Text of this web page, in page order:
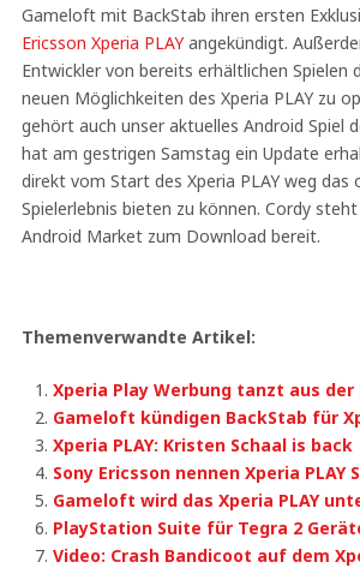
Gameloft mit BackStab ihren ersten
Ericsson Xperia PLAYangekündigt.
Entwickler von bereits erhältlichen Spielen
neuen Möglichkeiten des Xperia PLAY zu
gehört auch unser aktuelles Android Spiel
hat am gestrigen Samstag ein Update
direkt vom Start des Xperia PLAY weg das
Spielerlebnis bieten zu können. Cordy
Android Market zum Download bereit.
Themenverwandte Artikel:
Xperia Play Werbung tanzt aus der
Gameloft kündigen BackStab für
Xperia PLAY: Kristen Schaal is back
Sony Ericsson nennen Xperia PLAY
Gameloft wird das Xperia PLAY
PlayStation Suite für Tegra 2
Video: Crash Bandicoot auf dem